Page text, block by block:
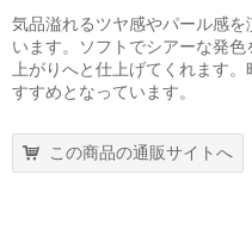
気品溢れるツヤ感やパール感
います。ソフトでシアーな発
上がりへと仕上げてくれます
すすめとなっています。
この商品の通販サイトへ